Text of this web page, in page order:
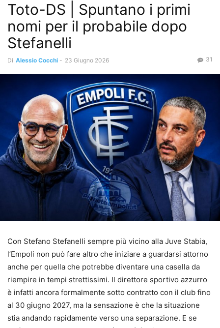
Toto-DS | Spuntano i primi
nomi per il probabile dopo
Stefanelli
Di Alessio Cocchi - 23 Giugno 2026 31
Con Stefano Stefanelli sempre più vicino alla Juve Stabia,
l’Empoli non può fare altro che iniziare a guardarsi attorno
anche per quella che potrebbe diventare una casella da
riempire in tempi strettissimi. Il direttore sportivo azzurro
è infatti ancora formalmente sotto contratto con il club fino
al 30 giugno 2027, ma la sensazione è che la situazione
stia andando rapidamente verso una separazione. E se